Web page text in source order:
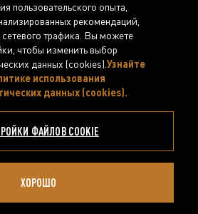
пользовательского опыта,
рекомендаций,
сетевого трафика. Вы можете
чтобы изменить выбор
данных (cookies).Узнайте
использования
данных (cookies).
ФАЙЛОВ COOKIE
ХОРОШО